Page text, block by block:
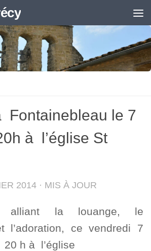
Fontainebleau le 7
à l’église St
2014 · MIS À JOUR
alliant la louange, le
l’adoration, ce vendredi 7
h à l’église